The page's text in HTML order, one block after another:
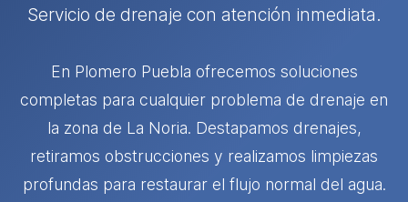
Servicio de drenaje con atención inmediata.
En Plomero Puebla ofrecemos soluciones
completas para cualquier problema de drenaje en
la zona de La Noria. Destapamos drenajes,
retiramos obstrucciones y realizamos limpiezas
profundas para restaurar el flujo normal del agua.